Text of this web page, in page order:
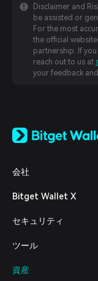
Disclaimer and
be assisted or
For the most
the official
partnership. If
reach out to us at
your feedback
日本語
Español (Latinoamérica)
Italiano
Deutsch
繁體中文
Bahasa Indonesia
会社
Bitget Wallet X
セキュリティ
ツール
資産